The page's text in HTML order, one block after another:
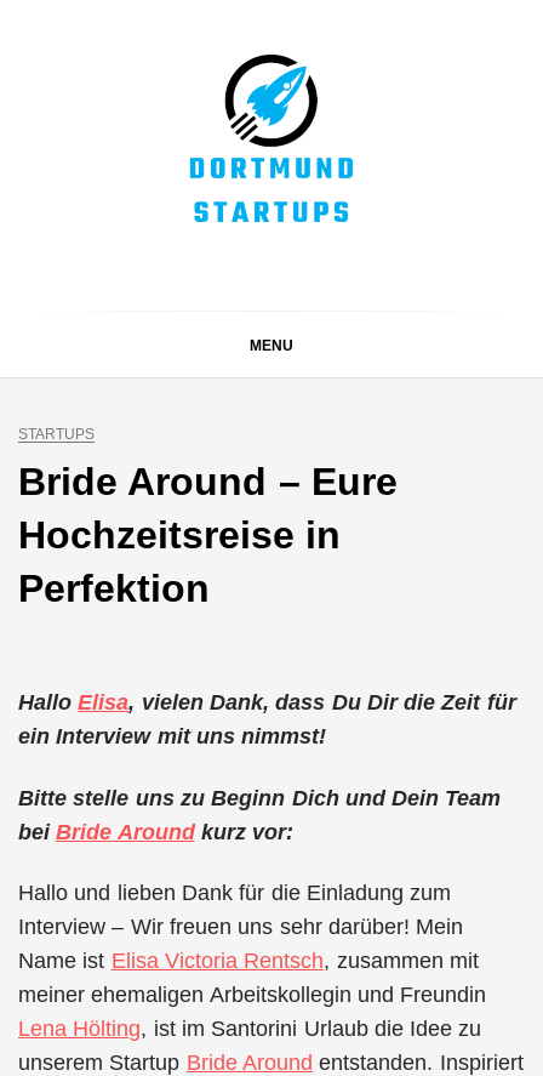
MENU
STARTUPS
Bride Around – Eure
Hochzeitsreise in
Perfektion
HalloElisa, vielen Dank, dass Du Dir die Zeit für
ein Interview mit uns nimmst!
Bitte stelle uns zu Beginn Dich und Dein Team
beiBride Aroundkurz vor:
Hallo und lieben Dank für die Einladung zum
Interview – Wir freuen uns sehr darüber! Mein
Name ist Elisa Victoria Rentsch, zusammen mit
meiner ehemaligen Arbeitskollegin und Freundin
Lena Hölting, ist im Santorini Urlaub die Idee zu
unserem Startup Bride Around entstanden. Inspiriert